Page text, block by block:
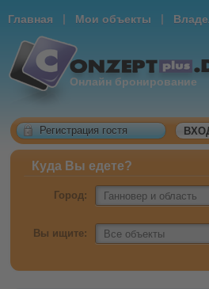
Главная | Мои объекты |
Онлайн бронирование
Регистрация гостя
Куда Вы едете?
Город:
Вы ищите: